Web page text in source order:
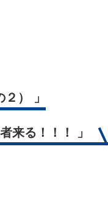
） 」
来る！！！ 」